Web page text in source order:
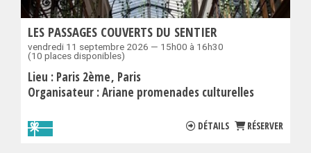
LES PASSAGES COUVERTS DU SENTIER
vendredi 11 septembre 2026 — 15h00 à 16h30
(10 places disponibles)
Lieu : Paris 2ème Paris
Organisateur :Ariane promenades culturelles
DÉTAILS RÉSERVER